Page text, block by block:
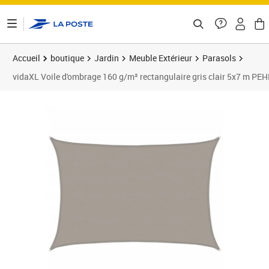
Accueil boutique Jardin Meuble Extérieur
Parasols
vidaXL Voile d'ombrage 160 g/m² rectangulaire gris clair 5x7 m